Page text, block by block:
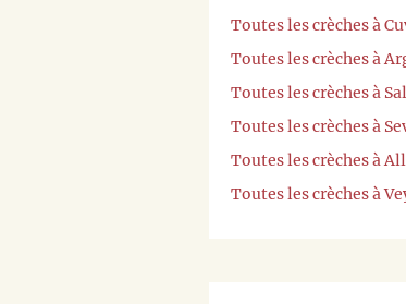
Toutes les crèches à
Toutes les crèches à
Toutes les crèches à
Toutes les crèches à
Toutes les crèches à
Toutes les crèches à